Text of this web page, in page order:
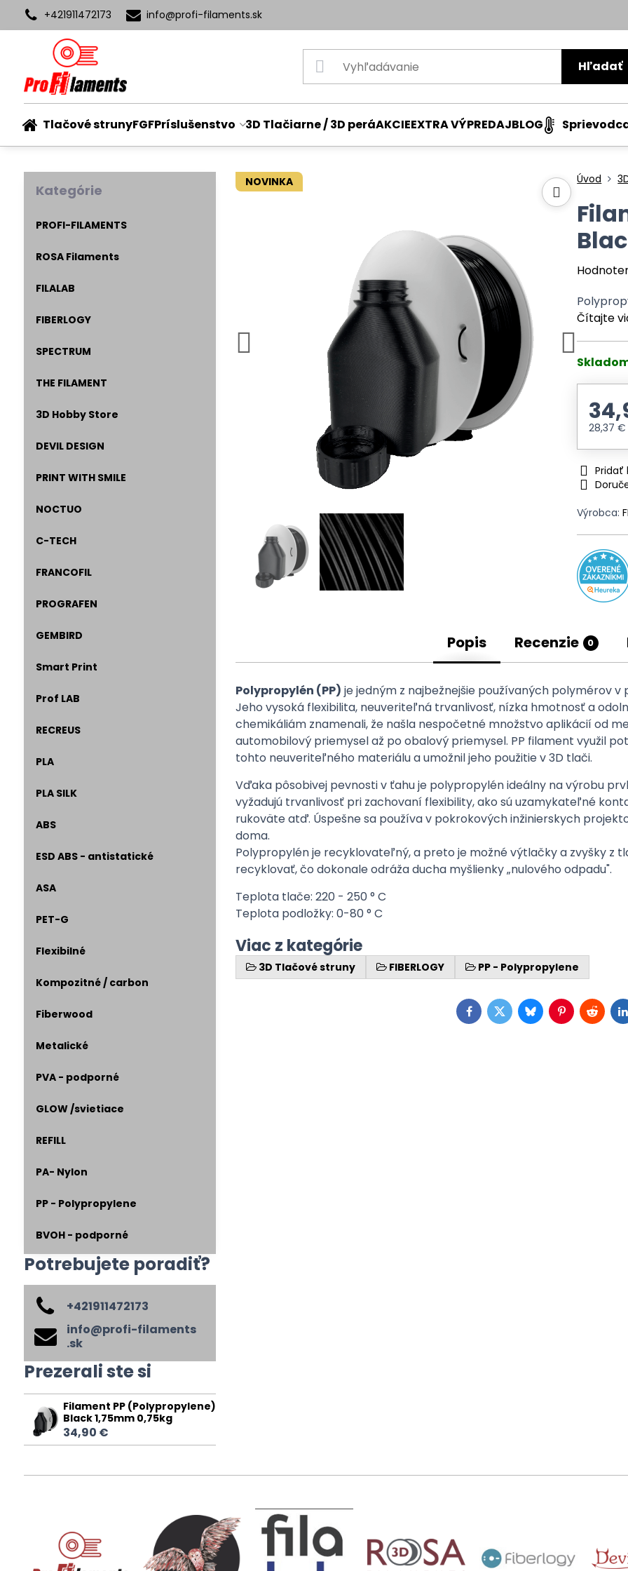
+421911472173 info​@profi-filaments​.sk
Hľadať
Tlačové strunyFGFPríslušenstvo 3D Tlačiarne / 3D peráAKCIEEXTRA VÝPREDAJBLOG
NOVINKA Úvod
Čítajte
28,37
Pridať
Výrobca:
Popis Recenzie 0
Polypropylén (PP) je jedným z najbežnejšie používaných polymérov v
Jeho vysoká flexibilita, neuveriteľná trvanlivosť, nízka hmotnosť a
chemikáliám znamenali, že našla nespočetné množstvo aplikácií od
automobilový priemysel až po obalový priemysel. PP filament využil
tohto neuveriteľného materiálu a umožnil jeho použitie v 3D tlači.
Vďaka pôsobivej pevnosti v ťahu je polypropylén ideálny na výrobu
vyžadujú trvanlivosť pri zachovaní flexibility, ako sú uzamykateľné
rukoväte atď. Úspešne sa používa v pokrokových inžinierskych
doma.
Polypropylén je recyklovateľný, a preto je možné výtlačky a zvyšky z
recyklovať, čo dokonale odráža ducha myšlienky „nulového odpadu".
Teplota tlače: 220 - 250 ° C
Teplota podložky: 0-80 ° C
Viac z kategórie
3D Tlačové struny FIBERLOGY PP - Polypropylene
Facebook
TwitterBlueskyPinterest
Reddit
Kategórie
PROFI-FILAMENTS
ROSA Filaments
FILALAB
FIBERLOGY
SPECTRUM
THE FILAMENT
3D Hobby Store
DEVIL DESIGN
PRINT WITH SMILE
NOCTUO
C-TECH
FRANCOFIL
PROGRAFEN
GEMBIRD
Smart Print
Prof LAB
RECREUS
PLA
PLA SILK
ABS
ESD ABS - antistatické
ASA
PET-G
Flexibilné
Kompozitné / carbon
Fiberwood
Metalické
PVA - podporné
GLOW /svietiace
REFILL
PA- Nylon
PP - Polypropylene
BVOH - podporné
Potrebujete poradiť?
+421911472173
info​@profi-filaments​
.sk
Prezerali ste si
Filament PP (Polypropylene)
Black 1,75mm 0,75kg
34,90 €